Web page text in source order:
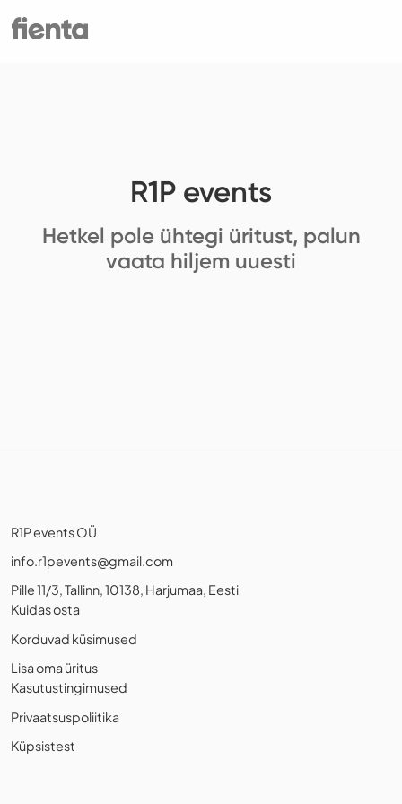
R1P events
Hetkel pole ühtegi üritust, palun
vaata hiljem uuesti
R1P events OÜ
info.r1pevents@gmail.com
Pille 11/3, Tallinn, 10138, Harjumaa, Eesti
Kuidas osta
Korduvad küsimused
Lisa oma üritus
Kasutustingimused
Privaatsuspoliitika
Küpsistest